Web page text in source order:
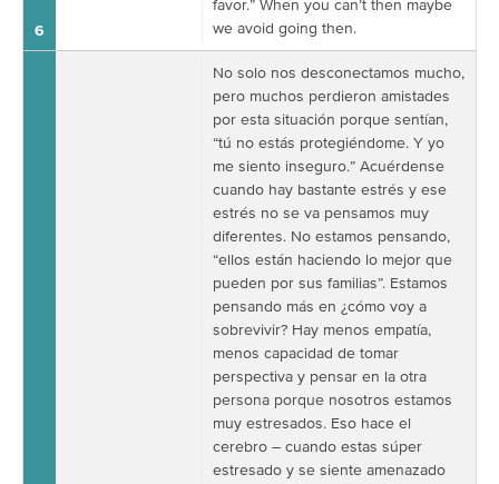
6
favor.” When you can’t then maybe
we avoid going then.
No solo nos desconectamos mucho,
pero muchos perdieron amistades
por esta situación porque sentían,
“tú no estás protegiéndome. Y yo
me siento inseguro.” Acuérdense
cuando hay bastante estrés y ese
estrés no se va pensamos muy
diferentes. No estamos pensando,
“ellos están haciendo lo mejor que
pueden por sus familias”. Estamos
pensando más en ¿cómo voy a
sobrevivir? Hay menos empatía,
menos capacidad de tomar
perspectiva y pensar en la otra
persona porque nosotros estamos
muy estresados. Eso hace el
cerebro – cuando estas súper
estresado y se siente amenazado